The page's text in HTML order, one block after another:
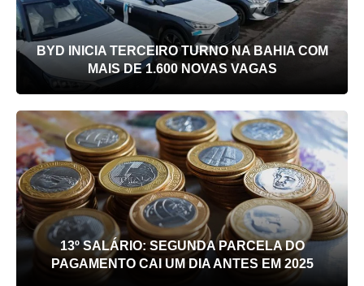
BYD INICIA TERCEIRO TURNO NA BAHIA COM
MAIS DE 1.600 NOVAS VAGAS
13º SALÁRIO: SEGUNDA PARCELA DO
PAGAMENTO CAI UM DIA ANTES EM 2025